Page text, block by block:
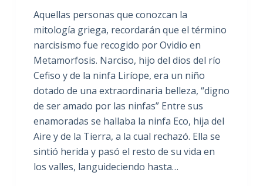
Aquellas personas que conozcan la
mitología griega, recordarán que el término
narcisismo fue recogido por Ovidio en
Metamorfosis. Narciso, hijo del dios del río
Cefiso y de la ninfa Liríope, era un niño
dotado de una extraordinaria belleza, “digno
de ser amado por las ninfas” Entre sus
enamoradas se hallaba la ninfa Eco, hija del
Aire y de la Tierra, a la cual rechazó. Ella se
sintió herida y pasó el resto de su vida en
los valles, languideciendo hasta…